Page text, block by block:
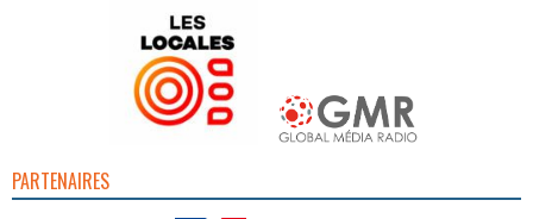
PARTENAIRES